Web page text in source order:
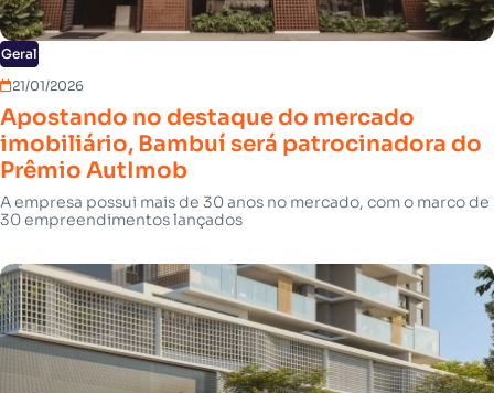
Geral
21/01/2026
Apostando no destaque do mercado
imobiliário, Bambuí será patrocinadora do
Prêmio AutImob
A empresa possui mais de 30 anos no mercado, com o marco de
30 empreendimentos lançados